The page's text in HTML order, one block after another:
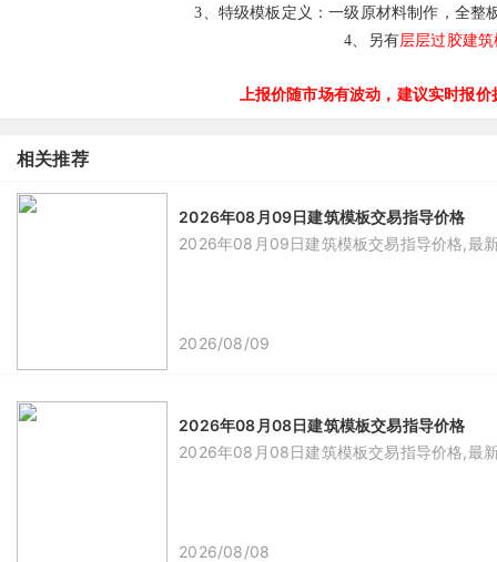
3、 特级模板定义：一级原材料制作，全整
4、另有层层过胶建
上报价随市场有波动，建议实时报
相关推荐
2026年08月09日建筑模板交易指导价格
2026年08月09日建筑模板交易指导价格,最
2026/08/09
2026年08月08日建筑模板交易指导价格
2026年08月08日建筑模板交易指导价格,最
2026/08/08